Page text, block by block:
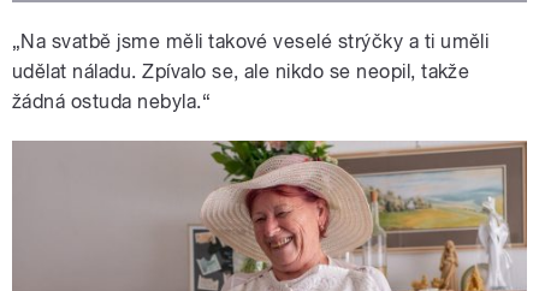
„Na svatbě jsme měli takové veselé strýčky a ti uměli
udělat náladu. Zpívalo se, ale nikdo se neopil, takže
žádná ostuda nebyla.“